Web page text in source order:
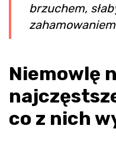
brzuchem,
Niemowlę
co z nich